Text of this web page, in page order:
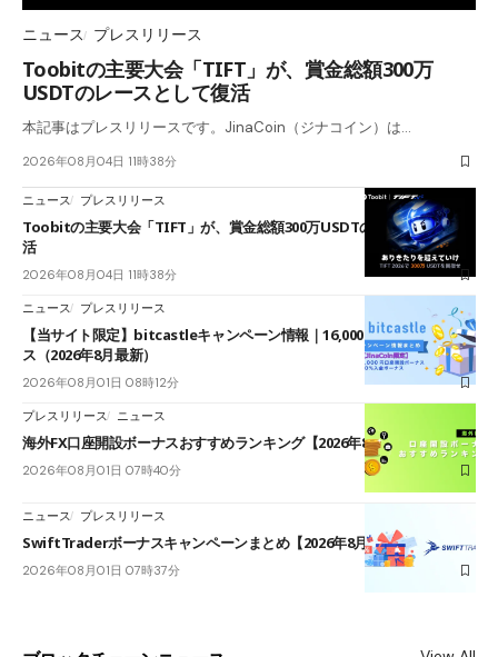
ニュース プレスリリース
Toobitの主要大会「TIFT」が、賞金総額300万
USDTのレースとして復活
本記事はプレスリリースです。JinaCoin（ジナコイン）は…
2026年08月04日 11時38分
ニュース プレスリリース
Toobitの主要大会「TIFT」が、賞金総額300万USDTのレースとして復
活
2026年08月04日 11時38分
ニュース プレスリリース
【当サイト限定】bitcastleキャンペーン情報｜16,000円口座開設ボーナ
ス（2026年8月最新）
2026年08月01日 08時12分
プレスリリース ニュース
海外FX口座開設ボーナスおすすめランキング【2026年8月最新】
2026年08月01日 07時40分
ニュース プレスリリース
SwiftTraderボーナスキャンペーンまとめ【2026年8月最新】
2026年08月01日 07時37分